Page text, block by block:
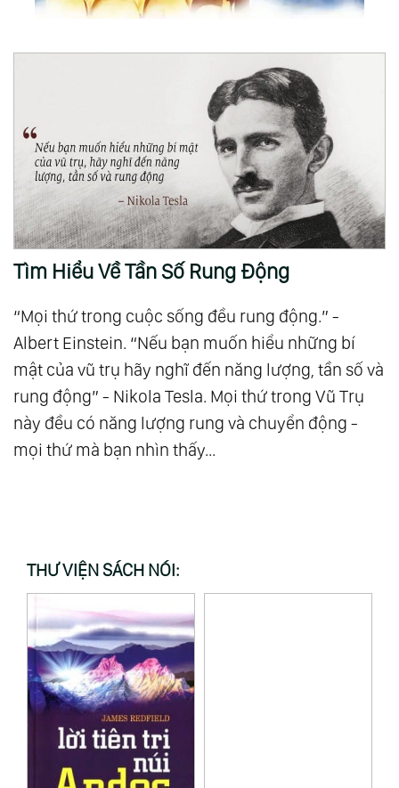
Tìm Hiểu Về Tần Số Rung Động
“Mọi thứ trong cuộc sống đều rung động.” -
Albert Einstein. “Nếu bạn muốn hiểu những bí
mật của vũ trụ hãy nghĩ đến năng lượng, tần số và
rung động” - Nikola Tesla. Mọi thứ trong Vũ Trụ
này đều có năng lượng rung và chuyển động -
mọi thứ mà bạn nhìn thấy...
THƯ VIỆN SÁCH NÓI: